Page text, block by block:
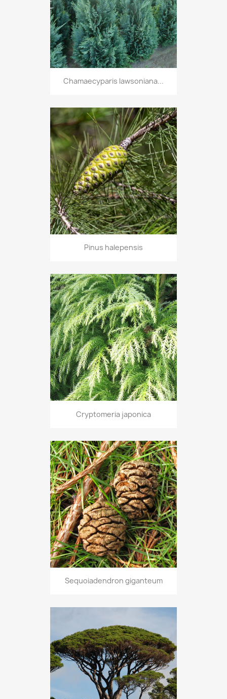
Chamaecyparis lawsoniana...
Pinus halepensis
Cryptomeria japonica
Sequoiadendron giganteum